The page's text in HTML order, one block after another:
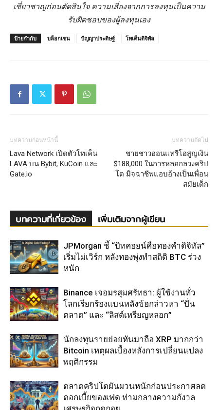
เชี่ยวชาญก่อนตัดสินใจ ความเสี่ยงจากการลงทุนเป็นความ
รับผิดชอบของผู้ลงทุนเอง
ป้ายกำกับ บล็อกเชน ปัญญาประดิษฐ์ โทเค็นดิจิทัล
บทความก่อนหน้านี้
Lava Network เปิดตัวโทเค็น
LAVA บน Bybit, KuCoin และ
Gate.io
บทความถัดไป
ชายชาวออนแทรีโอสูญเงิน
$188,000 ในการหลอกลวงคริป
โต มิจฉาชีพแอบอ้างเป็นเพื่อน
สมัยเด็ก
บทความที่เกี่ยวข้อง เพิ่มเติมจากผู้เขียน
JPMorgan ชี้ “บิทคอยน์คือทองคำดิจิทัล”
เริ่มไม่เวิร์ก หลังทองพุ่งทำสถิติ BTC ร่วง
หนัก
Binance เจอมรสุมศรัทธา: ผู้ใช้งานทั่ว
โลกเรียกร้องแบนหลังข้อกล่าวหา “ปั่น
ตลาด” และ “ลิสต์เหรียญหลอก”
นักลงทุนรายย่อยหันมาถือ XRP มากกว่า
Bitcoin เหตุผลเบื้องหลังการเปลี่ยนแปลง
พฤติกรรม
ตลาดคริปโตผันผวนหนักก่อนประกาศลด
ดอกเบี้ยของเฟด ท่ามกลางความกังวล